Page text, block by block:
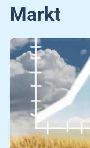
Markt